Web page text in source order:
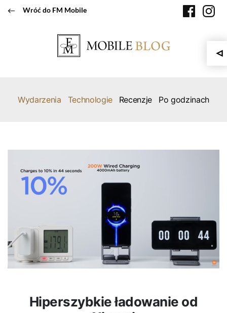
Wróć do FM Mobile facebook
Wydarzenia Technologie Recenzje Po godzinach
Hiperszybkie ładowanie od